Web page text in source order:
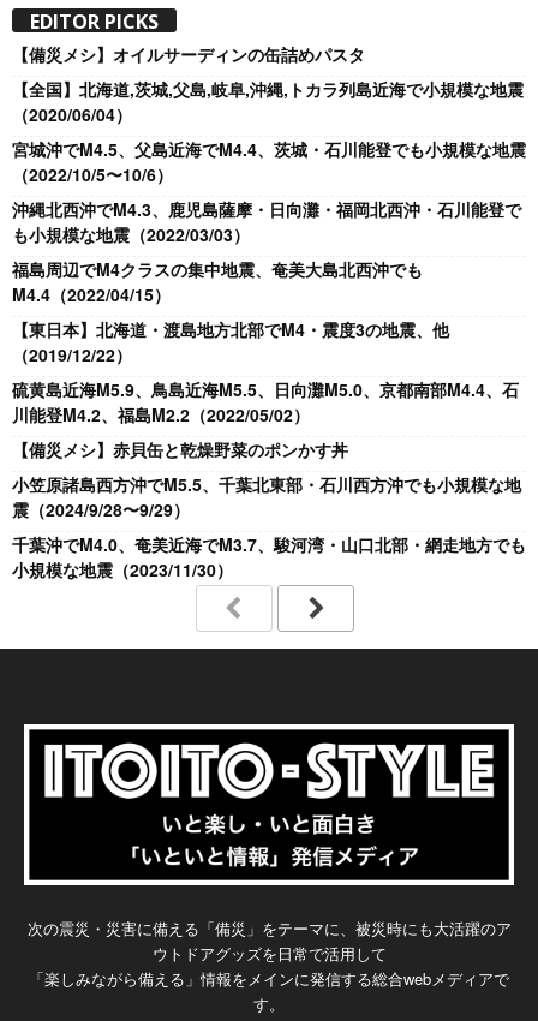
EDITOR PICKS
【備災メシ】オイルサーディンの缶詰めパスタ
【全国】北海道,茨城,父島,岐阜,沖縄,トカラ列島近海で小規模な地震
（2020/06/04）
宮城沖でM4.5、父島近海でM4.4、茨城・石川能登でも小規模な地震
（2022/10/5〜10/6）
沖縄北西沖でM4.3、鹿児島薩摩・日向灘・福岡北西沖・石川能登で
も小規模な地震（2022/03/03）
福島周辺でM4クラスの集中地震、奄美大島北西沖でも
M4.4（2022/04/15）
【東日本】北海道・渡島地方北部でM4・震度3の地震、他
（2019/12/22）
硫黄島近海M5.9、鳥島近海M5.5、日向灘M5.0、京都南部M4.4、石
川能登M4.2、福島M2.2（2022/05/02）
【備災メシ】赤貝缶と乾燥野菜のポンかす丼
小笠原諸島西方沖でM5.5、千葉北東部・石川西方沖でも小規模な地
震（2024/9/28〜9/29）
千葉沖でM4.0、奄美近海でM3.7、駿河湾・山口北部・網走地方でも
小規模な地震（2023/11/30）
次の震災・災害に備える「備災」をテーマに、被災時にも大活躍のア
ウトドアグッズを日常で活用して
「楽しみながら備える」情報をメインに発信する総合webメディアで
す。